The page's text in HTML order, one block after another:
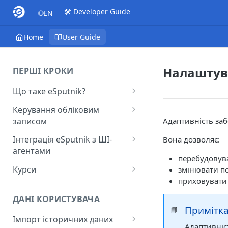
🌐EN 🛠️ Developer Guide
Home User Guide
ПЕРШІ КРОКИ
Що таке eSputnik?
Початок роботи з eSputnik
Огляд основних розділів
eSputnik
Розумні кампанії з eSputnik:
практичний гід по ШІ
старт
Поширені питання:
Поповнення рахунку
Керування обліковим
записом
Створення акаунту
Підключення МФА
Керування користувачами
занепокоєння
Інтеграція eSputnik з ШІ-
агентами
Налаштування плагіна Yespo
для Claude Code та Claude
Налаштування плагіна Yespo
для OpenAI Codex
Курси
ДАНІ КОРИСТУВАЧА
Імпорт історичних даних
Адаптивність
Вона дозволяє:
змінювати
📘 Примітка